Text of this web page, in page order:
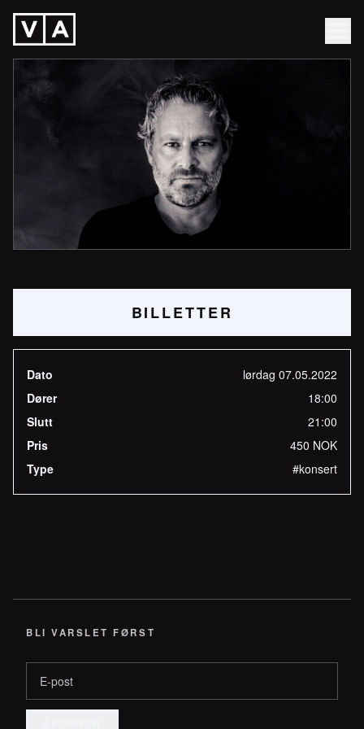
BILLETTER
Dato
lørdag 07.05.2022
Dører
18:00
Slutt
21:00
Pris
450 NOK
Type
#konsert
BLI VARSLET FØRST
E-post